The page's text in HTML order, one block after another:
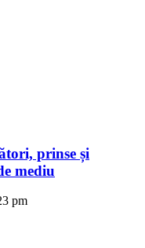
prinse și
mediu
pm